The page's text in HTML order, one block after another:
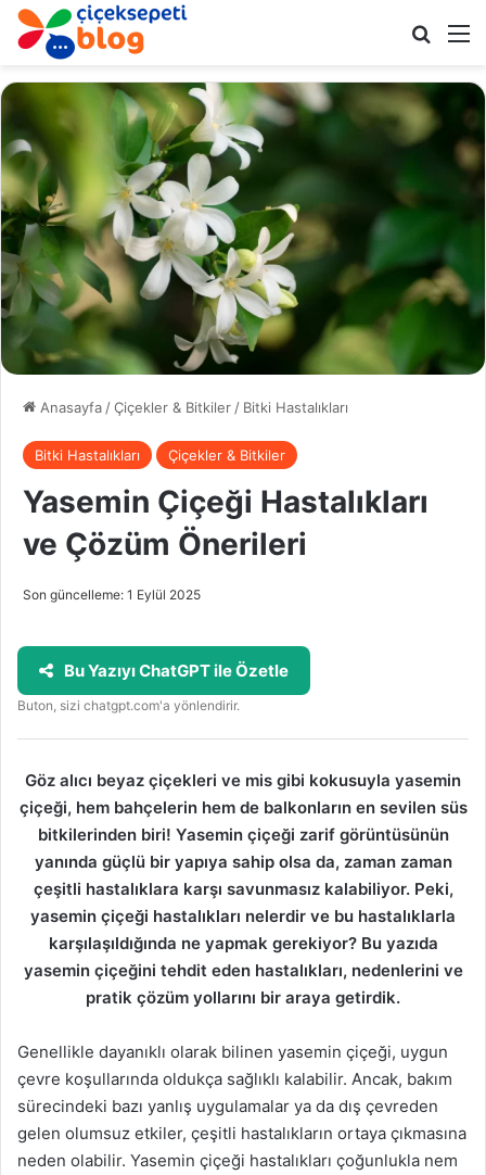
Anasayfa /Çiçekler & Bitkiler / Bitki Hastalıkları
Bitki Hastalıkları Çiçekler & Bitkiler
Yasemin Çiçeği Hastalıkları
ve Çözüm Önerileri
Son güncelleme: 1 Eylül 2025
Bu Yazıyı ChatGPT ile Özetle
Buton, sizi chatgpt.com'a yönlendirir.
Göz alıcı beyaz çiçekleri ve mis gibi kokusuyla yasemin
çiçeği, hem bahçelerin hem de balkonların en sevilen süs
bitkilerinden biri! Yasemin çiçeği zarif görüntüsünün
yanında güçlü bir yapıya sahip olsa da, zaman zaman
çeşitli hastalıklara karşı savunmasız kalabiliyor. Peki,
yasemin çiçeği hastalıkları nelerdir ve bu hastalıklarla
karşılaşıldığında ne yapmak gerekiyor? Bu yazıda
yasemin çiçeğini tehdit eden hastalıkları, nedenlerini ve
pratik çözüm yollarını bir araya getirdik.
Genellikle dayanıklı olarak bilinen yasemin çiçeği, uygun
çevre koşullarında oldukça sağlıklı kalabilir. Ancak, bakım
sürecindeki bazı yanlış uygulamalar ya da dış çevreden
gelen olumsuz etkiler, çeşitli hastalıkların ortaya çıkmasına
neden olabilir. Yasemin çiçeği hastalıkları çoğunlukla nem